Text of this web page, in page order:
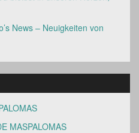
News – Neuigkeiten von
MASPALOMAS